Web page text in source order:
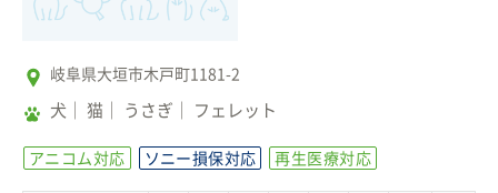
岐阜県大垣市木戸町1181-2
犬 猫 うさぎ フェレット
アニコム対応 ソニー損保対応 再生医療対応